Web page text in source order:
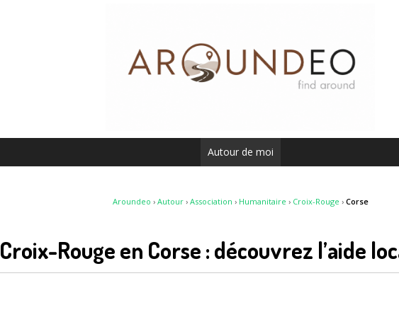
Autour de moi
Aroundeo › Autour› Association › Humanitaire › Croix-Rouge › Corse
Croix-Rouge en Corse : découvrez l’aide